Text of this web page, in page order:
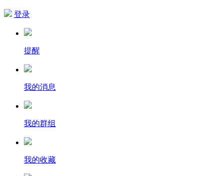
登录
提醒
我的消息
我的群组
我的收藏